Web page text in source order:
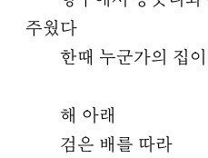
주웠다
한때 누군가의 집이
해 아래
검은 배를 따라